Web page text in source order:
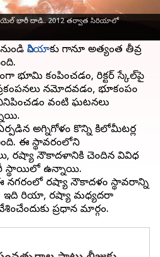
భారీ దాడి.. 2012 తర్వాత సిరియాలో
నగరంపై ఇజ్రాయెల్ భారీ దాడి
నుండి సిరియాకు గానూ అత్యంత తీవ్ర
భూమి కంపించడం, రిక్టర్ స్కేల్‌పై
నమోదవడం, భూకంపం
వంటి ఘటనలు
అగ్నిగోళం కొన్ని కిలోమీటర్ల
ఈ స్థావరంలోని
రష్యా నౌకాదళానికి చెందిన వివిధ
స్థాయిలో ఉన్నాయి.
నగరంలో రష్యా నౌకాదళం స్థావరాన్ని
ఇది సిరియా, రష్యా మధ్యదరా